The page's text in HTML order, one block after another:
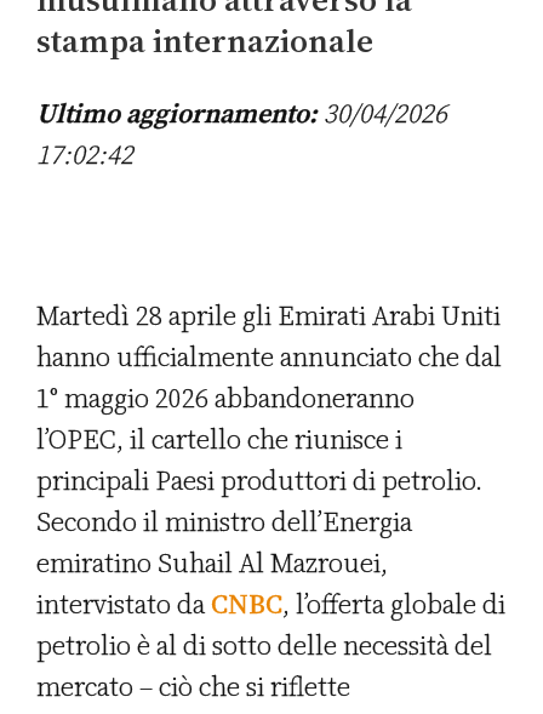
stampa internazionale
Ultimo aggiornamento:30/04/2026
17:02:42
Martedì 28 aprile gli Emirati Arabi Uniti
hanno ufficialmente annunciato che dal
1° maggio 2026 abbandoneranno
l’OPEC, il cartello che riunisce i
principali Paesi produttori di petrolio.
Secondo il ministro dell’Energia
emiratino Suhail Al Mazrouei,
intervistato daCNBC, l’offerta globale di
petrolio è al di sotto delle necessità del
mercato – ciò che si riflette